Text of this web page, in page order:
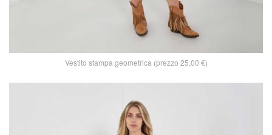
Vestito stampa geometrica (prezzo 25,00 €)